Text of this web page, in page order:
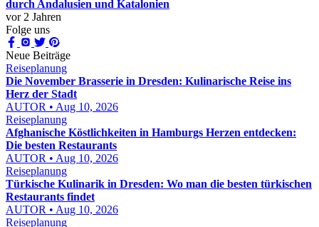
durch Andalusien und Katalonien
vor 2 Jahren
Folge uns
Neue Beiträge
Reiseplanung
Die November Brasserie in Dresden: Kulinarische Reise ins
Herz der Stadt
AUTOR • Aug 10, 2026
Reiseplanung
Afghanische Köstlichkeiten in Hamburgs Herzen entdecken:
Die besten Restaurants
AUTOR • Aug 10, 2026
Reiseplanung
Türkische Kulinarik in Dresden: Wo man die besten türkischen
Restaurants findet
AUTOR • Aug 10, 2026
Reiseplanung